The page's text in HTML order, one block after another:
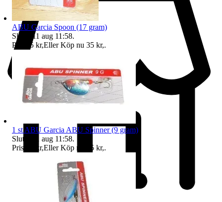
ABU Garcia Spoon (17 gram)
Sluttid
11 aug 11:58.
Pris:
25 kr,Eller Köp nu 35 kr,.
1 st ABU Garcia ABU Spinner (9 gram)
Sluttid
11 aug 11:58.
Pris:
25 kr,Eller Köp nu 35 kr,.